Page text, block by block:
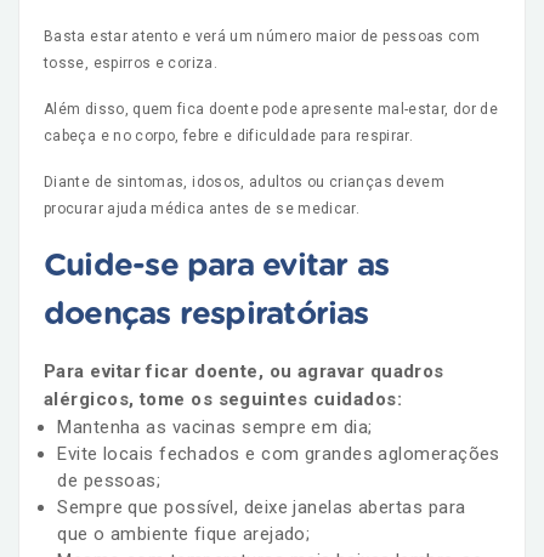
Basta estar atento e verá um número maior de pessoas com
tosse, espirros e coriza.
Além disso, quem fica doente pode apresente mal-estar, dor de
cabeça e no corpo, febre e dificuldade para respirar.
Diante de sintomas, idosos, adultos ou crianças devem
procurar ajuda médica antes de se medicar.
Cuide-se para evitar as
doenças respiratórias
Para evitar ficar doente, ou agravar quadros
alérgicos, tome os seguintes cuidados:
Mantenha as vacinas sempre em dia;
Evite locais fechados e com grandes aglomerações
de pessoas;
Sempre que possível, deixe janelas abertas para
que o ambiente fique arejado;